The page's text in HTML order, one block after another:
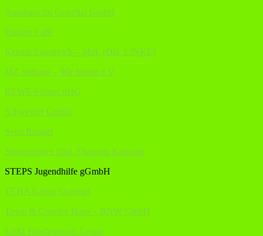
Autohaus im Geiseltal GmbH
Eistaler Cafè
Kerstin Eisenreich – MdL (DIE LINKE)
MZ Stiftung – Wir helfen e.V.
REWE Förster oHG
Schweiker GmbH
Sven Runkel
Steuerberater Dipl. Ökonom Kuhaupt,
STEPS Jugendhilfe gGmbH
TEHA Group Querfurt
Town & Country Haus – BNW GmbH
UPM Biochemicals Leuna